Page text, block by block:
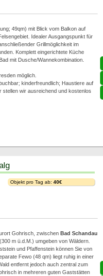
49qm) mit Blick vom Balkon auf
Idealer Ausgangspunkt für
Grillmöglichkeit im
Komplett eingerichtete Küche
mit Dusche/Wannekombination.
möglich.
kinderfreundlich; Haustiere auf
wir ausreichend und kostenlos
Objekt pro Tag ab: 40€
Gohrisch, zwischen Bad Schandau
m ü.d.M.) umgeben von Wäldern.
und Pfaffenstein können Sie von
Fewo (48 qm) liegt ruhig in einer
entfernt jedoch auch zentral zum
in mehreren guten Gaststätten